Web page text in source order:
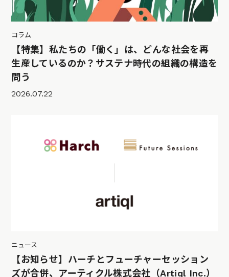
コラム
【特集】私たちの「働く」は、どんな社会を再
生産しているのか？サステナ時代の組織の構造を
問う
2026.07.22
ニュース
【お知らせ】ハーチとフューチャーセッション
ズが合併、アーティクル株式会社（Artiql Inc.）